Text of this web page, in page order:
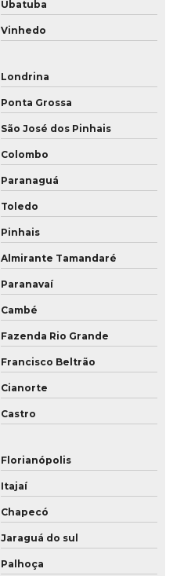
Ubatuba
Vinhedo
Londrina
Ponta Grossa
São José dos Pinhais
Colombo
Paranaguá
Toledo
Pinhais
Almirante Tamandaré
Paranavaí
Cambé
Fazenda Rio Grande
Francisco Beltrão
Cianorte
Castro
Florianópolis
Itajaí
Chapecó
Jaraguá do sul
Palhoça